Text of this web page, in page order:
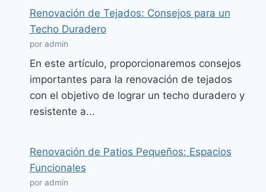
Renovación de Tejados: Consejos para un
Techo Duradero
por admin
En este artículo, proporcionaremos consejos
importantes para la renovación de tejados
con el objetivo de lograr un techo duradero y
resistente a...
Renovación de Patios Pequeños: Espacios
Funcionales
por admin